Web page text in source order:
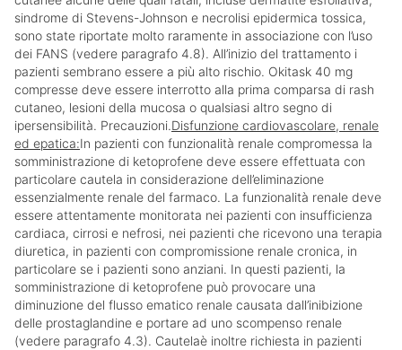
sindrome di Stevens-Johnson e necrolisi epidermica tossica,
sono state riportate molto raramente in associazione con l’uso
dei FANS (vedere paragrafo 4.8). All’inizio del trattamento i
pazienti sembrano essere a più alto rischio. Okitask 40 mg
compresse deve essere interrotto alla prima comparsa di rash
cutaneo, lesioni della mucosa o qualsiasi altro segno di
ipersensibilità. Precauzioni.Disfunzione cardiovascolare, renale
ed epatica:In pazienti con funzionalità renale compromessa la
somministrazione di ketoprofene deve essere effettuata con
particolare cautela in considerazione dell’eliminazione
essenzialmente renale del farmaco. La funzionalità renale deve
essere attentamente monitorata nei pazienti con insufficienza
cardiaca, cirrosi e nefrosi, nei pazienti che ricevono una terapia
diuretica, in pazienti con compromissione renale cronica, in
particolare se i pazienti sono anziani. In questi pazienti, la
somministrazione di ketoprofene può provocare una
diminuzione del flusso ematico renale causata dall’inibizione
delle prostaglandine e portare ad uno scompenso renale
(vedere paragrafo 4.3). Cautelaè inoltre richiesta in pazienti